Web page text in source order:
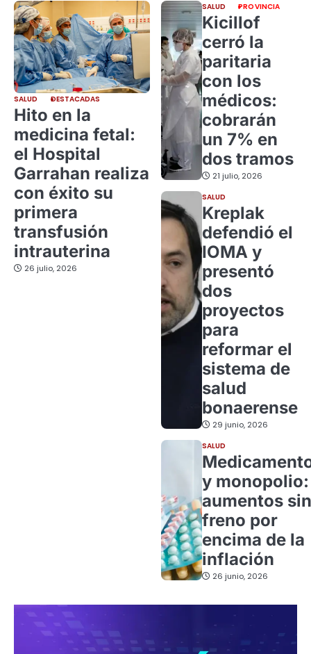
SALUD DESTACADAS
Hito en la
medicina fetal:
el Hospital
Garrahan realiza
con éxito su
primera
transfusión
intrauterina
26 julio, 2026
SALUD PROVINCIA
Kicillof
cerró la
paritaria
con los
médicos:
cobrarán
un 7% en
dos tramos
21 julio, 2026
SALUD
Kreplak
defendió el
IOMA y
presentó
dos
proyectos
para
reformar el
sistema de
salud
bonaerense
29 junio, 2026
SALUD
y monopolio:
aumentos sin
freno por
encima de la
inflación
26 junio, 2026